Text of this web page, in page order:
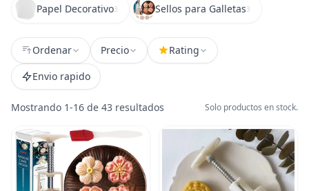
Papel Decorativo3 Sellos para Galletas3
Ordenar Precio
Rating
Envio rapido
Mostrando 1-16 de 43 resultados Solo productos en stock.